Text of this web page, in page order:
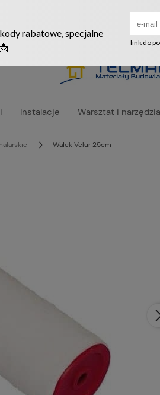
Ruszyła nowa szata graficzna
Instalacje Warsztat i
Wałek Velur 25cm
Dostępność: